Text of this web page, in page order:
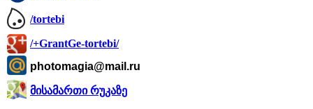
/tortebi
/+GrantGe-tortebi/
photomagia@mail.ru
მისამართი რუკაზე